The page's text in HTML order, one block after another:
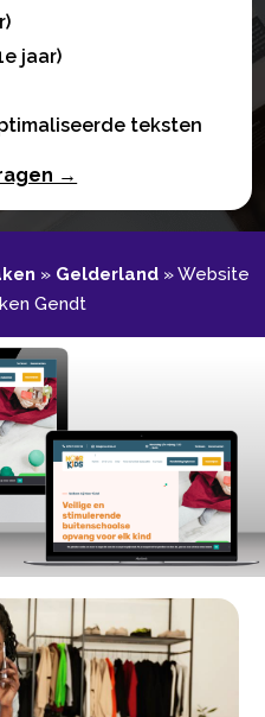
jaar)
teksten
→
» Gelderland»Website
Gendt